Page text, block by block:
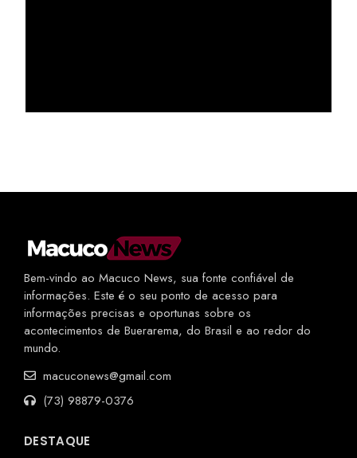
Bem-vindo ao Macuco News, sua fonte confiável de
informações. Este é o seu ponto de acesso para
informações precisas e oportunas sobre os
acontecimentos de Buerarema, do Brasil e ao redor do
mundo.
macuconews@gmail.com
(73) 98879-0376
DESTAQUE